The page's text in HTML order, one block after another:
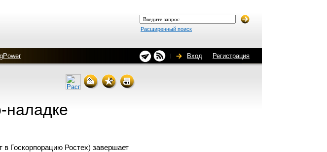
Расширенный поиск
Вход Регистрация
наладке
в Госкорпорацию Ростех) завершает